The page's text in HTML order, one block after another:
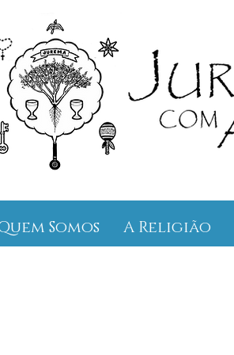
Somos A Religião